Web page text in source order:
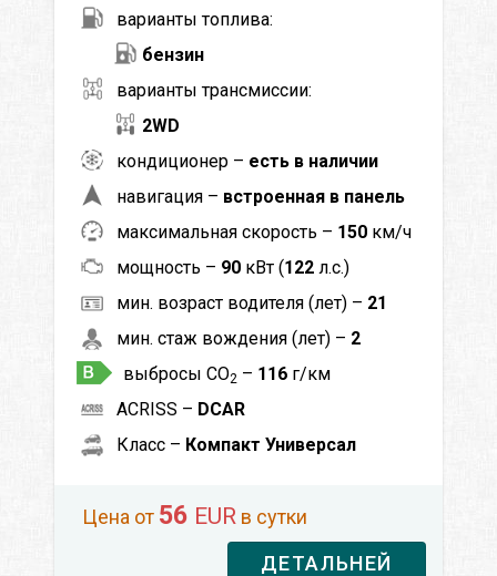
варианты топлива:
бензин
варианты трансмиссии:
2WD
кондиционер – есть в наличии
навигация – встроенная в панель
максимальная скорость – 150 км/ч
мощность – 90 кВт (122 л.с.)
мин. возраст водителя (лет) – 21
мин. стаж вождения (лет) – 2
выбросы CO2 – 116 г/км
ACRISS – DCAR
Класс – Компакт Универсал
Цена от 56 EUR в сутки
ДЕТАЛЬНЕЙ